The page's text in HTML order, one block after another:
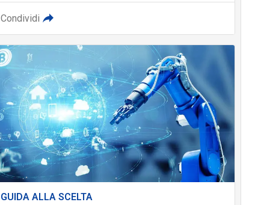
Condividi
GUIDA ALLA SCELTA